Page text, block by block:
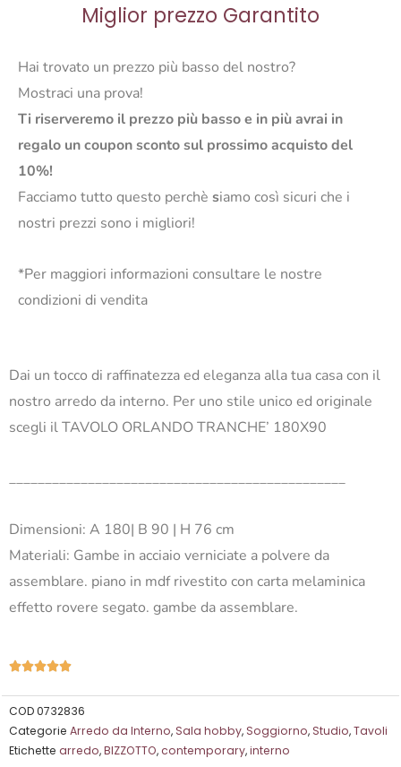
Miglior prezzo Garantito
Hai trovato un prezzo più basso del nostro?
Mostraci una prova!
Ti riserveremo il prezzo più basso e in più avrai in
regalo un coupon sconto sul prossimo acquisto del
10%!
Facciamo tutto questo perchè siamo così sicuri che i
nostri prezzi sono i migliori!
*Per maggiori informazioni consultare le nostre
condizioni di vendita
Dai un tocco di raffinatezza ed eleganza alla tua casa con il
nostro arredo da interno. Per uno stile unico ed originale
scegli il TAVOLO ORLANDO TRANCHE’ 180X90
_______________________________________________
Dimensioni: A 180| B 90 | H 76 cm
Materiali: Gambe in acciaio verniciate a polvere da
assemblare. piano in mdf rivestito con carta melaminica
effetto rovere segato. gambe da assemblare.
Valutazione
su
5
COD0732836
Categorie Arredo da Interno,Sala hobby,Soggiorno,Studio,Tavoli
Etichette arredo,BIZZOTTO,contemporary,interno